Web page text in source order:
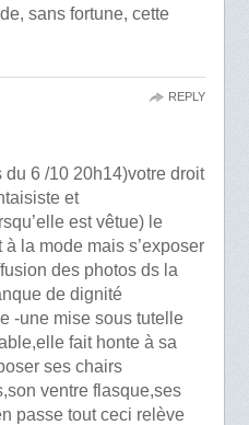
sans fortune, cette
6 /10 20h14)votre droit
et
est vêtue) le
la mode mais s’exposer
des photos ds la
de dignité
-une mise sous tutelle
fait honte à sa
ses chairs
ventre flasque,ses
passe tout ceci relève
REPLY